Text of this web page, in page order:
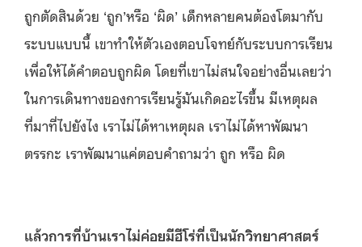
ถูกตัดสินด้วย ‘ถูก’หรือ ‘ผิด’ เด็กหลายคนต้องโตมากับ
ระบบแบบนี้ เขาทำให้ตัวเองตอบโจทย์กับระบบการเรียน
เพื่อให้ได้คำตอบถูกผิด โดยที่เขาไม่สนใจอย่างอื่นเลยว่า
ในการเดินทางของการเรียนรู้มันเกิดอะไรขึ้น มีเหตุผล
ที่มาที่ไปยังไง เราไม่ได้หาเหตุผล เราไม่ได้หาพัฒนา
ตรรกะ เราพัฒนาแค่ตอบคำถามว่า ถูก หรือ ผิด
แล้วการที่บ้านเราไม่ค่อยมีฮีโร่ที่เป็นนักวิทยาศาสตร์